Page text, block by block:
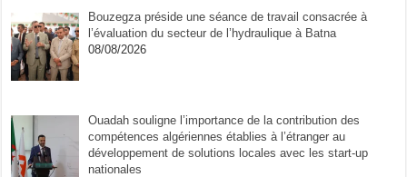
Bouzegza préside une séance de travail consacrée à
l’évaluation du secteur de l’hydraulique à Batna
08/08/2026
Ouadah souligne l’importance de la contribution des
compétences algériennes établies à l’étranger au
développement de solutions locales avec les start-up
nationales